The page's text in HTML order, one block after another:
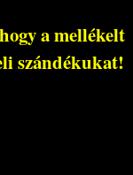
a mellékelt
szándékukat!